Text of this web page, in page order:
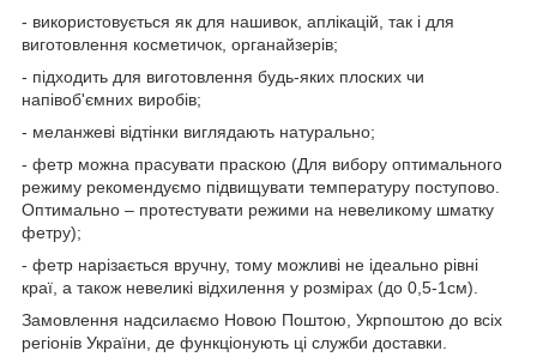
- використовується як для нашивок, аплікацій, так і для
виготовлення косметичок, органайзерів;
- підходить для виготовлення будь-яких плоских чи
напівоб'ємних виробів;
- меланжеві відтінки виглядають натурально;
- фетр можна прасувати праскою (Для вибору оптимального
режиму рекомендуємо підвищувати температуру поступово.
Оптимально – протестувати режими на невеликому шматку
фетру);
- фетр нарізається вручну, тому можливі не ідеально рівні
краї, а також невеликі відхилення у розмірах (до 0,5-1см).
Замовлення надсилаємо Новою Поштою, Укрпоштою до всіх
регіонів України, де функціонують ці служби доставки.